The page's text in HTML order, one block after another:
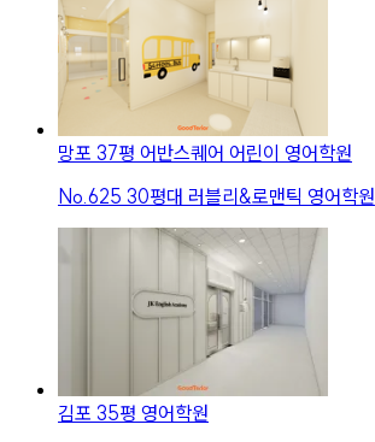
망포 37평 어반스퀘어 어린이 영어학원
No. 625 30평대 러블리&로맨틱 영어학원
김포 35평 영어학원